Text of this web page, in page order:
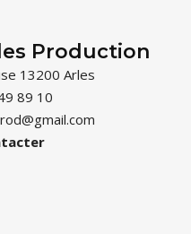
Production
13200 Arles
89 10